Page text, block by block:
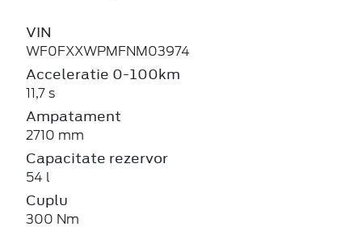
VIN
WF0FXXWPMFNM03974
Acceleratie 0-100km
11,7 s
Ampatament
2710 mm
Capacitate rezervor
54 l
Cuplu
300 Nm